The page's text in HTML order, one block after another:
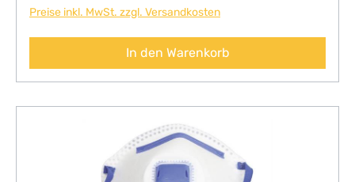
Preise inkl. MwSt. zzgl. Versandkosten
In den Warenkorb